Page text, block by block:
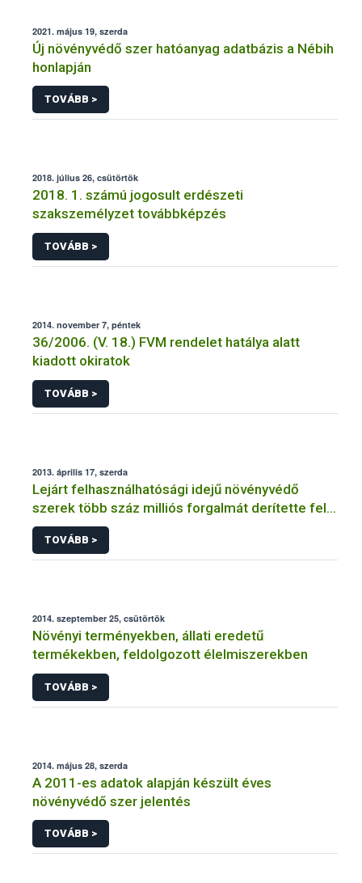
2021. május 19, szerda
Új növényvédő szer hatóanyag adatbázis a Nébih
honlapján
TOVÁBB >
2018. július 26, csütörtök
2018. 1. számú jogosult erdészeti
szakszemélyzet továbbképzés
TOVÁBB >
2014. november 7, péntek
36/2006. (V. 18.) FVM rendelet hatálya alatt
kiadott okiratok
TOVÁBB >
2013. április 17, szerda
Lejárt felhasználhatósági idejű növényvédő
szerek több száz milliós forgalmát derítette fel a
NÉBIH
TOVÁBB >
2014. szeptember 25, csütörtök
Növényi terményekben, állati eredetű
termékekben, feldolgozott élelmiszerekben
TOVÁBB >
2014. május 28, szerda
A 2011-es adatok alapján készült éves
növényvédő szer jelentés
TOVÁBB >